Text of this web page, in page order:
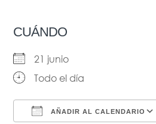
CUÁNDO
21 junio
Todo el día
AÑADIR AL CALENDARIO